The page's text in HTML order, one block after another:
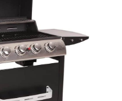
du charbon de bois
et d'autres
matériaux de
barbecue.
Facile
à ranger : la table
latérale du
charbon de bois